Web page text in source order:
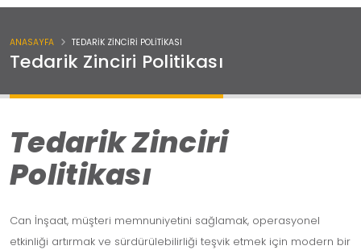
Tedarik Zinciri Politikası
ANASAYFA TEDARIK ZINCIRI POLITIKASI
Tedarik Zinciri
Politikası
Can İnşaat, müşteri memnuniyetini sağlamak, operasyonel
etkinliği artırmak ve sürdürülebilirliği teşvik etmek için modern bir